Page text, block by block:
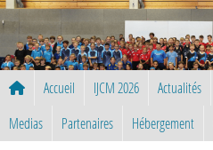
Accueil IJCM 2026 Actualités
Medias
Partenaires Hébergement
Panneau de gestion des cookies